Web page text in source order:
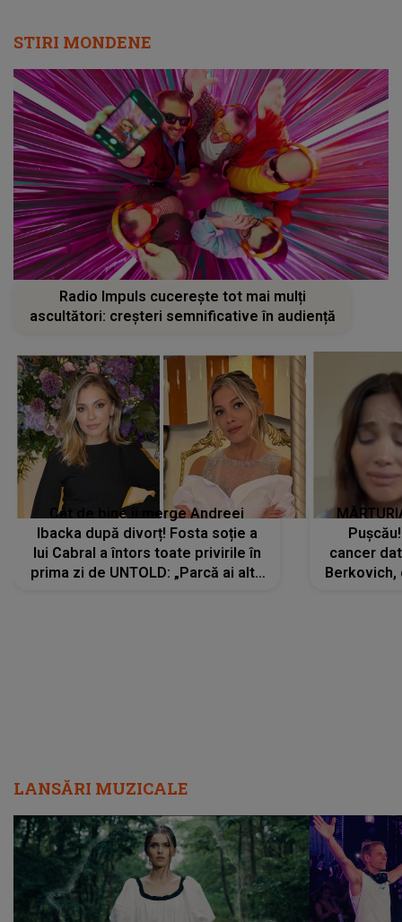
STIRI MONDENE
Radio Impuls cucerește tot mai mulți
ascultători: creșteri semnificative în audiență
Cât de bine îi merge Andreei
Ibacka după divorț! Fosta soție a
lui Cabral a întors toate privirile în
prima zi de UNTOLD: „Parcă ai altă
cancer
Berkovich,
LANSĂRI MUZICALE